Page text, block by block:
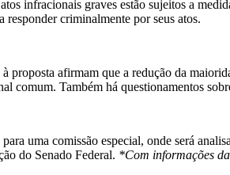
infracionais graves estão sujeitos a
responder criminalmente por seus atos.
proposta afirmam que a redução da
comum. Também há questionamentos
uma comissão especial, onde será
do Senado Federal. *Com informações